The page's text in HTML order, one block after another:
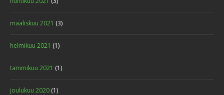
maaliskuu 2021 (3)
helmikuu 2021 (1)
tammikuu 2021 (1)
joulukuu 2020 (1)